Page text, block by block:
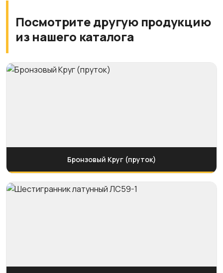
Посмотрите другую продукцию
из нашего каталога
Бронзовый Круг (пруток)